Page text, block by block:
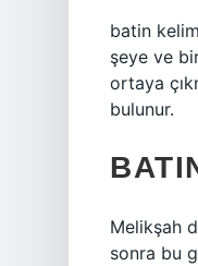
batin
şeye ve
ortaya
bulunur.
Melikşah
sonra bu